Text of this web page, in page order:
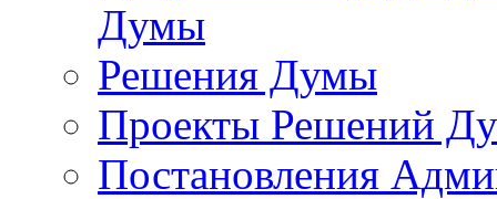
Думы
Решения Думы
Проекты Решений
Постановления